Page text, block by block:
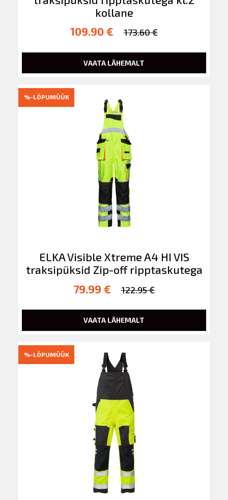
kollane
109.90 €
173.60 €
VAATA LÄHEMALT
%-LÕPUMÜÜK
ELKA Visible Xtreme A4 HI VIS
traksipüksid Zip-off ripptaskutega
79.99 €
122.95 €
VAATA LÄHEMALT
%-LÕPUMÜÜK